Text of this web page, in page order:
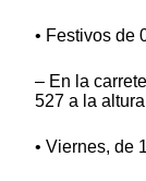
• Festivos de
– En la
527 a la
• Viernes, de